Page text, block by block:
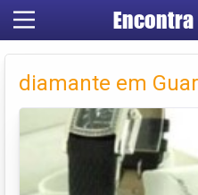
Encontra
diamante em